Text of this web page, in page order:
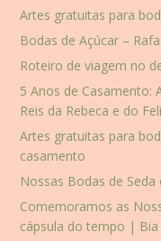
Artes gratuitas para
Bodas de Açúcar –
Roteiro de viagem no
5 Anos de Casamento:
Reis da Rebeca e do
Artes gratuitas para
casamento
Nossas Bodas de
Comemoramos as
cápsula do tempo | Bia